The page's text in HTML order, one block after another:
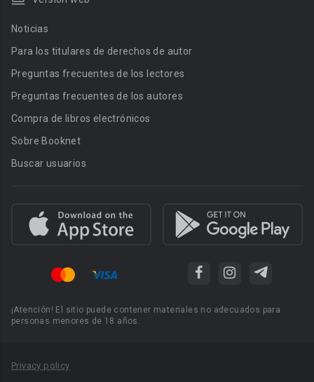
Noticias
Para los titulares de derechos de autor
Preguntas frecuentes de los lectores
Preguntas frecuentes de los autores
Compra de libros electrónicos
Sobre Booknet
Buscar usuarios
¡Atención! El sitio puede contener materiales no adecuados para
personas menores de 18 años.
Privacy policy